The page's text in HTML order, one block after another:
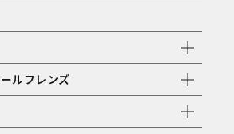
ルフレンズ